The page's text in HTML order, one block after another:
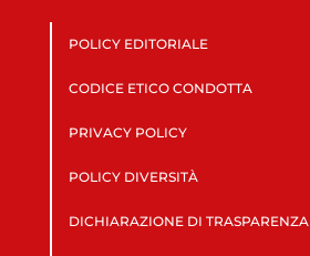
POLICY EDITORIALE
CODICE ETICO CONDOTTA
PRIVACY POLICY
POLICY DIVERSITÀ
DICHIARAZIONE DI TRASPARENZA